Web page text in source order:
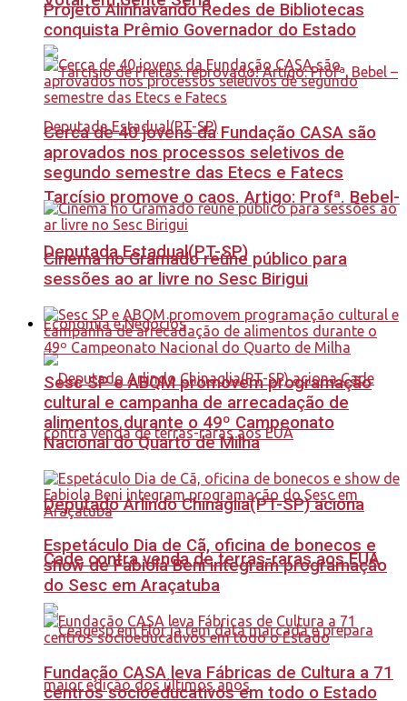
Tarcísio promove o caos. Artigo: Profª. Bebel-
Deputada Estadual(PT-SP)
Economia e Negócios
Deputado Arlindo Chinaglia(PT-SP) aciona
Cade contra venda de terras-raras aos EUA
Projeto Alinhavando Redes de Bibliotecas
conquista Prêmio Governador do Estado
Cerca de 40 jovens da Fundação CASA são
aprovados nos processos seletivos de
segundo semestre das Etecs e Fatecs
Cinema no Gramado reúne público para
sessões ao ar livre no Sesc Birigui
Sesc SP e ABQM promovem programação
cultural e campanha de arrecadação de
alimentos durante o 49º Campeonato
Nacional do Quarto de Milha
Espetáculo Dia de Cã, oficina de bonecos e
show de Fabiola Beni integram programação
do Sesc em Araçatuba
Fundação CASA leva Fábricas de Cultura a 71
centros socioeducativos em todo o Estado